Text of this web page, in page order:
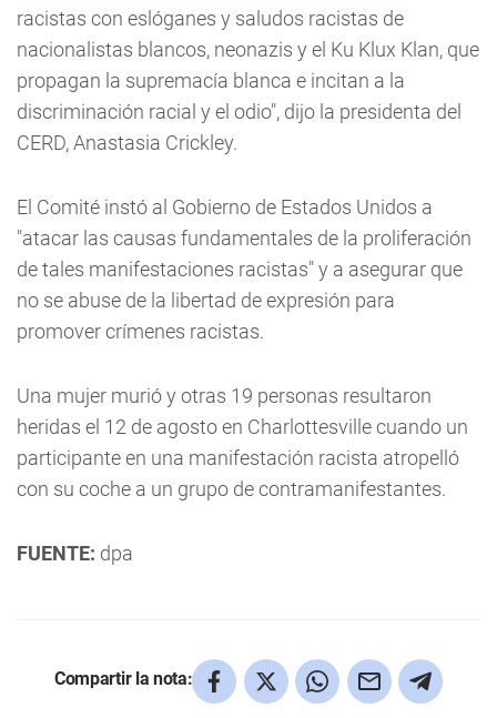
racistas con eslóganes y saludos racistas de
nacionalistas blancos, neonazis y el Ku Klux Klan, que
propagan la supremacía blanca e incitan a la
discriminación racial y el odio", dijo la presidenta del
CERD, Anastasia Crickley.
El Comité instó al Gobierno de Estados Unidos a
"atacar las causas fundamentales de la proliferación
de tales manifestaciones racistas" y a asegurar que
no se abuse de la libertad de expresión para
promover crímenes racistas.
Una mujer murió y otras 19 personas resultaron
heridas el 12 de agosto en Charlottesville cuando un
participante en una manifestación racista atropelló
con su coche a un grupo de contramanifestantes.
FUENTE: dpa
Compartir la nota: